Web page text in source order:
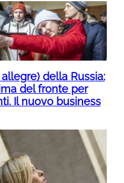
della Russia:
del fronte per
Il nuovo business